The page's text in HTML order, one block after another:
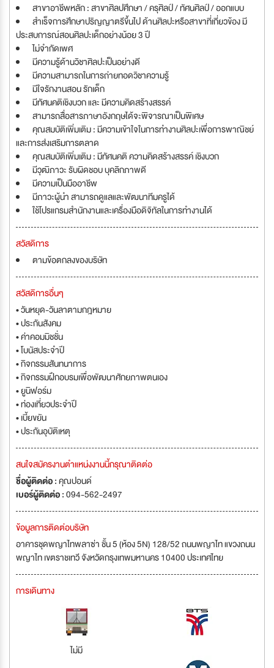
สาขาอาชีพหลัก : สาขาศิลปศึกษา / ครุศิลป์ / ทัศนศิลป์ / ออกแบบ
สำเร็จการศึกษาปริญญาตรีขึ้นไป ด้านศิลปะหรือสาขาที่เกี่ยวข้อง มี
ประสบการณ์สอนศิลปะเด็กอย่างน้อย 3 ปี
ไม่จำกัดเพศ
มีความรู้ด้านวิชาศิลปะเป็นอย่างดี
มีความสามารถในการถ่ายทอดวิชาความรู้
มีใจรักงานสอน รักเด็ก
มีทัศนคติเชิงบวก และ มีความคิดสร้างสรรค์
สามารถสื่อสารภาษาอังกฤษได้จะพิจารณาเป็นพิเศษ
คุณสมบัติเพิ่มเติม : มีความเข้าใจในการทำงานศิลปะเพื่อการพาณิชย์
และการส่งเสริมการตลาด
คุณสมบัติเพิ่มเติม : มีทัศนคติ ความคิดสร้างสรรค์ เชิงบวก
มีวุฒิภาวะ รับผิดชอบ บุคลิกภาพดี
มีความเป็นมืออาชีพ
มีภาวะผู้นำ สามารถดูแลและพัฒนาทีมครูได้
ใช้โปรแกรมสำนักงานและเครื่องมือดิจิทัลในการทำงานได้
สวัสดิการ
ตามข้อตกลงของบริษัท
สวัสดิการอื่นๆ
• วันหยุด-วันลาตามกฎหมาย
• ประกันสังคม
• ค่าคอมมิชชั่น
• โบนัสประจำปี
• กิจกรรมสันทนาการ
• กิจกรรมฝึกอบรมเพื่อพัฒนาศักยภาพตนเอง
• ยูนิฟอร์ม
• ท่องเที่ยวประจำปี
• เบี้ยขยัน
• ประกันอุบัติเหตุ
สนใจสมัครงานตำแหน่งงานนี้กรุณาติดต่อ
ชื่อผู้ติดต่อ :คุณปอนด์
เบอร์ผู้ติดต่อ :094-562-2497
ข้อมูลการติดต่อบริษัท
อาคารชุดพญาไทพลาซ่า ชั้น 5 (ห้อง 5N) 128/52 ถนนพญาไท แขวงถนน
พญาไท เขตราชเทวี จังหวัดกรุงเทพมหานคร 10400 ประเทศไทย
การเดินทาง
ไม่มี